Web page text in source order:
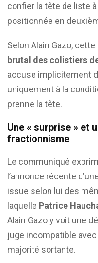
confier la tête de liste
positionnée en
Selon Alain Gazo,
brutal des colistiers
accuse implicitement
uniquement à la
prenne la tête.
Une « surprise » et
fractionnisme
Le communiqué
l’annonce récente d’une
issue selon lui des
laquelle Patrice
Alain Gazo y voit une
juge incompatible
majorité sortante.